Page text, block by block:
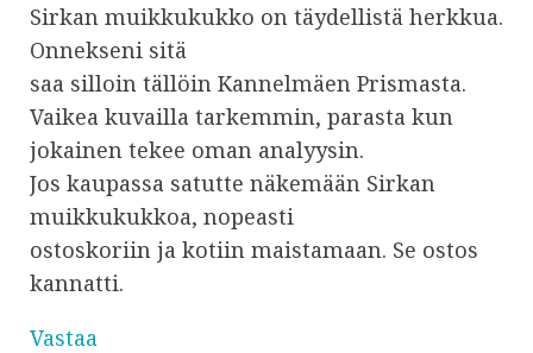
Sirkan muikkukukko on täydellistä herkkua.
Onnekseni sitä
saa silloin tällöin Kannelmäen Prismasta.
Vaikea kuvailla tarkemmin, parasta kun
jokainen tekee oman analyysin.
Jos kaupassa satutte näkemään Sirkan
muikkukukkoa, nopeasti
ostoskoriin ja kotiin maistamaan. Se ostos
kannatti.
Vastaa